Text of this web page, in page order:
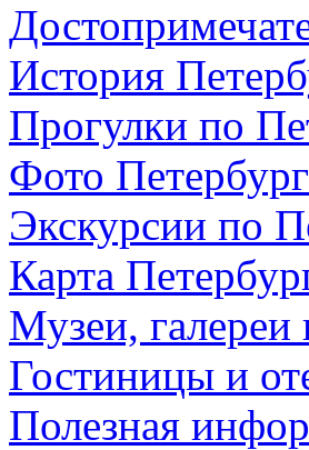
История
Прогулки по
Фото
Экскурсии по
Карта
Музеи, галереи
Гостиницы и
Полезная